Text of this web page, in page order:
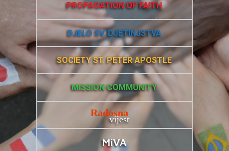
PROPAGATION OF FAITH
DJELO SV. DJETINJSTVA
SOCIETY ST. PETER APOSTLE
MISSION COMMUNITY
Radosna
vijest
MiVA